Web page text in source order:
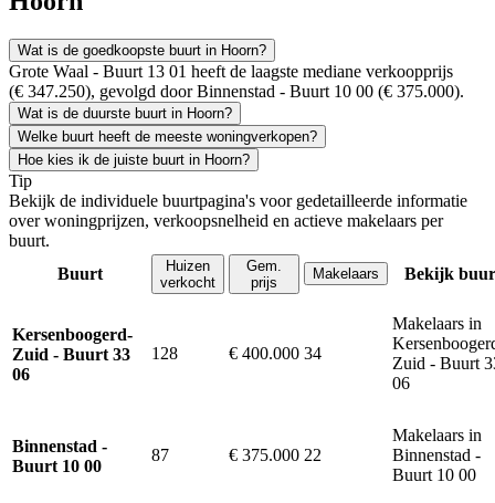
Wat is de goedkoopste buurt in Hoorn?
Grote Waal - Buurt 13 01 heeft de laagste mediane verkoopprijs
(€ 347.250), gevolgd door Binnenstad - Buurt 10 00 (€ 375.000).
Wat is de duurste buurt in Hoorn?
Welke buurt heeft de meeste woningverkopen?
Hoe kies ik de juiste buurt in Hoorn?
Tip
Bekijk de individuele buurtpagina's voor gedetailleerde informatie
over woningprijzen, verkoopsnelheid en actieve makelaars per
buurt.
Buurt
Huizen
verkocht
Gem.
prijs
Makelaars Bekijk
Kersenboogerd-
Zuid - Buurt 33
06
128 € 400.000 34
Makelaars in
Zuid - Buurt
06
Binnenstad -
Buurt 10 00
87 € 375.000 22
Makelaars in
Binnenstad -
Buurt 10 00